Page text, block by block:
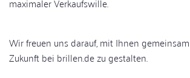
Wir freuen uns darauf, mit Ihnen
Zukunft bei brillen.de zu gestalten.